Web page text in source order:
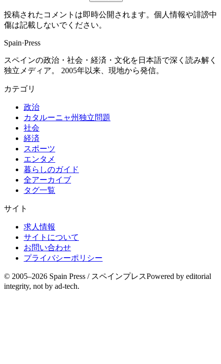
投稿されたコメントは即時公開されます。個人情報や誹謗中
傷は記載しないでください。
Spain·Press
スペインの政治・社会・経済・文化を日本語で深く読み解く
独立メディア。 2005年以来、現地から発信。
カテゴリ
政治
カタルーニャ州独立問題
社会
経済
スポーツ
エンタメ
暮らしのガイド
全アーカイブ
タグ一覧
サイト
求人情報
サイトについて
お問い合わせ
プライバシーポリシー
© 2005–2026 Spain Press / スペインプレスPowered by editorial
integrity, not by ad-tech.